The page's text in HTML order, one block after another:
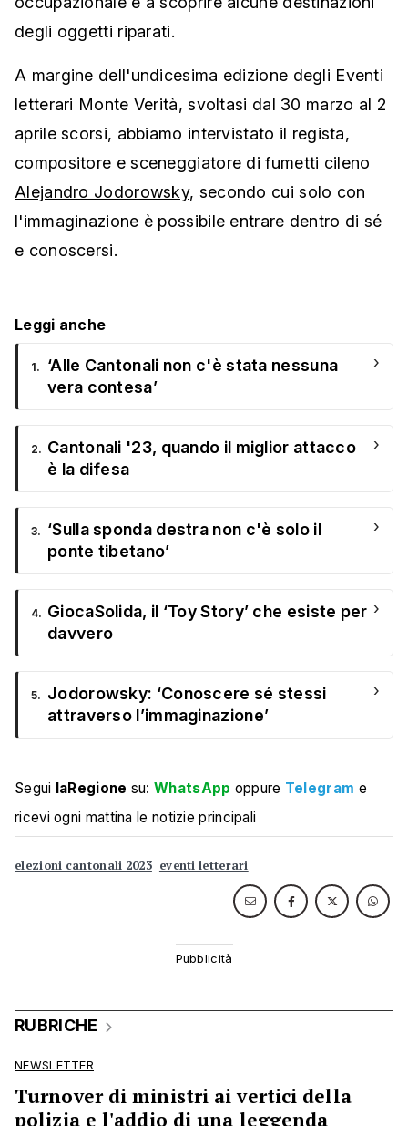
degli oggetti riparati.
A margine dell'undicesima edizione degli Eventi
letterari Monte Verità, svoltasi dal 30 marzo al 2
aprile scorsi, abbiamo intervistato il regista,
compositore e sceneggiatore di fumetti cileno
Alejandro Jodorowsky, secondo cui solo con
l'immaginazione è possibile entrare dentro di sé
e conoscersi.
Leggi anche
1.
‘Alle Cantonali non c'è stata nessuna
vera contesa’
›
2. Cantonali '23, quando il miglior attacco
è la difesa
›
3. ‘Sulla sponda destra non c'è solo il
ponte tibetano’
›
4. GiocaSolida, il ‘Toy Story’ che esiste per
davvero
›
5. Jodorowsky: ‘Conoscere sé stessi
attraverso l’immaginazione’
›
Segui laRegione su:WhatsApp oppure Telegram e
ricevi ogni mattina le notizie principali
elezioni cantonali 2023 eventi letterari
RUBRICHE
NEWSLETTER
Turnover di ministri ai vertici della
polizia e l'addio di una leggenda